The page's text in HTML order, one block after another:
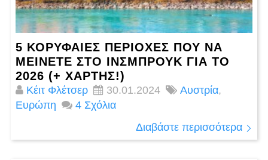
5 ΚΟΡΥΦΑΙΕΣ ΠΕΡΙΟΧΕΣ ΠΟΎ ΝΑ
ΜΕΊΝΕΤΕ ΣΤΟ ΊΝΣΜΠΡΟΥΚ ΓΙΑ ΤΟ
2026 (+ ΧΆΡΤΗΣ!)
Κέιτ Φλέτσερ 30.01.2024 Αυστρία,
Ευρώπη
4 Σχόλια
Διαβάστε περισσότερα